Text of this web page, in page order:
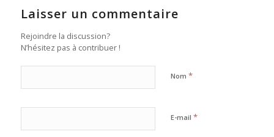
Laisser un commentaire
Rejoindre la discussion?
N’hésitez pas à contribuer !
Nom *
E-mail *